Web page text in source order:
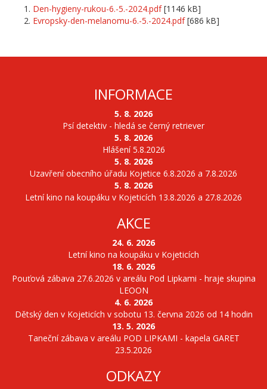
Den-hygieny-rukou-6.-5.-2024.pdf[1146 kB]
Evropsky-den-melanomu-6.-5.-2024.pdf[686 kB]
INFORMACE
5. 8. 2026
Psí detektiv - hledá se černý retriever
5. 8. 2026
Hlášení 5.8.2026
5. 8. 2026
Uzavření obecního úřadu Kojetice 6.8.2026 a 7.8.2026
5. 8. 2026
Letní kino na koupáku v Kojeticích 13.8.2026 a 27.8.2026
AKCE
24. 6. 2026
Letní kino na koupáku v Kojeticích
18. 6. 2026
Pouťová zábava 27.6.2026 v areálu Pod Lipkami - hraje skupina
LEOON
4. 6. 2026
Dětský den v Kojeticích v sobotu 13. června 2026 od 14 hodin
13. 5. 2026
Taneční zábava v areálu POD LIPKAMI - kapela GARET
23.5.2026
ODKAZY